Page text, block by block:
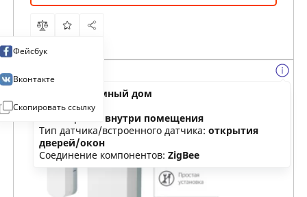
Фейсбук
Вконтакте
Скопировать ссылку
умный дом
Тип:датчик
внутри помещения
Тип датчика/встроенного датчика: открытия
дверей/окон
Соединение компонентов: ZigBee